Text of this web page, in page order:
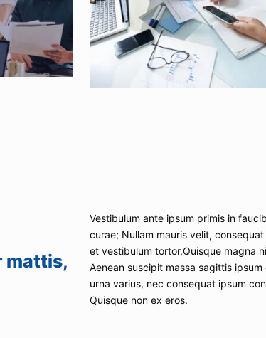
mattis,
Vestibulum ante ipsum primis in
curae; Nullam mauris velit,
et vestibulum tortor.Quisque magna
Aenean suscipit massa sagittis
urna varius, nec consequat ipsum
Quisque non ex eros.